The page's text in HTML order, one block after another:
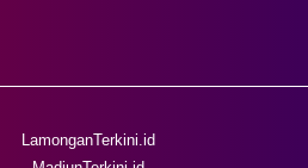
LamonganTerkini.id